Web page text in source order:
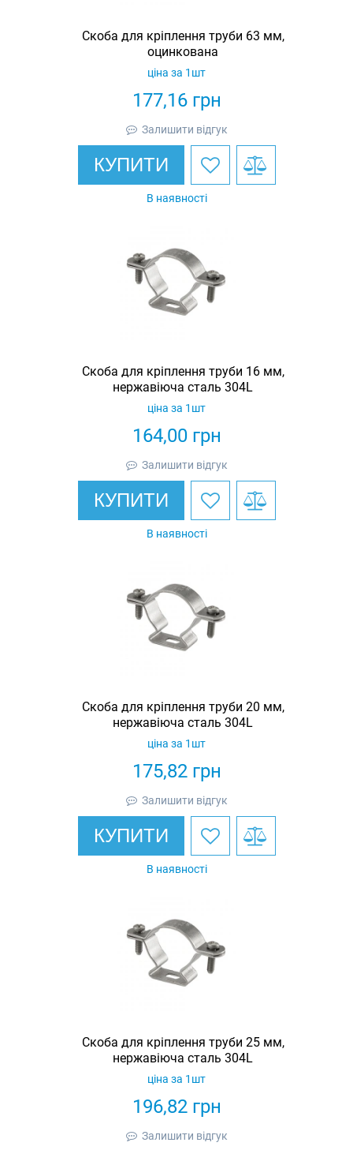
Скоба для кріплення труби 63 мм,
оцинкована
177,16грн
ціна за 1шт
Залишити відгук
КУПИТИ
В наявності
Скоба для кріплення труби 16 мм,
нержавіюча сталь 304L
164,00грн
ціна за 1шт
Залишити відгук
КУПИТИ
В наявності
Скоба для кріплення труби 20 мм,
нержавіюча сталь 304L
175,82грн
ціна за 1шт
Залишити відгук
КУПИТИ
В наявності
Скоба для кріплення труби 25 мм,
нержавіюча сталь 304L
196,82грн
ціна за 1шт
Залишити відгук